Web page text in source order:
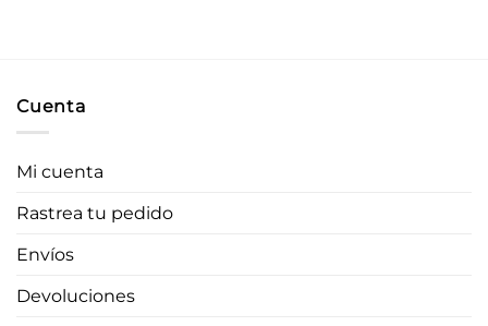
precio
Cuenta
Mi cuenta
Rastrea tu pedido
Envíos
Devoluciones